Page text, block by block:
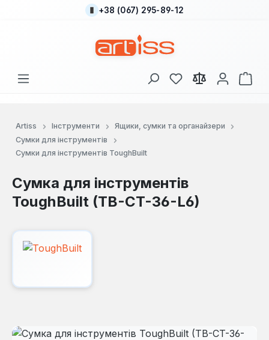
Перейти до основного вмісту
+38 (067) 295-89-12
У вас є 0 у списку
Artiss Інструменти
Ящики, сумки та органайзери
Сумки для інструментів
Сумки для інструментів ToughBuilt
Сумка для інструментів
ToughBuilt (TB-CT-36-L6)
Пропустити галерею зображень